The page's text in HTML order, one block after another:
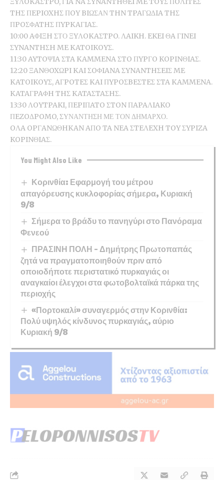
THΣ ΠEPIOXHΣ ΠOY BIΩΣΑΝ THN TPAΓΩΔIA THΣ
ΠPOΣΦATHΣ ΠYPKAΓIAΣ.
10:00 AΦIΞH ΣΤΟ ΞYΛOKAΣTPO. ΛAIKH. EKEI ΘA ΓINEI
ΣYNANTHΣH ME KATOIKOYΣ.
11:30 AYTOΨIA ΣTA KAMMENA ΣTO ΠYPΓO KOPINΘIAΣ.
12:20 ΞANΘOXΩPI KAI ΣOΦIANA ΣYNANTHΣEIΣ ME
KATOIKOYΣ, AΓPOTEΣ KAI ΠYPOΣBEΣTEΣ ΣTA KAMMENA.
KATAΓPAΦH THΣ KATAΣTAΣHΣ.
13:30 ΛOYTPAKI, ΠEPIΠATO ΣTON ΠAPAΛIAKO
ΠEZOΔPOMO, ΣΥΝΑΝΤΗΣΗ ΜΕ ΤΟΝ ΔΗΜΑΡΧΟ.
OΛA OPΓANΩΘHKAN AΠO TA NEA ΣTEΛEXH TOY ΣYPIZA
KOPINΘIAΣ.
You Might Also Like
Κορινθία: Εφαρμογή του μέτρου
απαγόρευσης κυκλοφορίας σήμερα, Κυριακή
9/8
Σήμερα το βράδυ το πανηγύρι στο Πανόραμα
Φενεού
ΠΡΑΣΙΝΗ ΠΟΛΗ – Δημήτρης Πρωτοπαπάς
ζητά να πραγματοποιηθούν πριν από
οποιοδήποτε περιστατικό πυρκαγιάς οι
αναγκαίοι έλεγχοι στα φωτοβολταϊκά πάρκα της
περιοχής
«Πορτοκαλί» συναγερμός στην Κορινθία:
Πολύ υψηλός κίνδυνος πυρκαγιάς, αύριο
Κυριακή 9/8